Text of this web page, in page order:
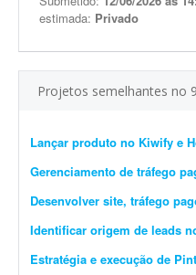
estimada: Privado
Projetos semelhantes no
Lançar produto no Kiwify e
Gerenciamento de tráfego
Identificar origem de leads
Estratégia e execução de